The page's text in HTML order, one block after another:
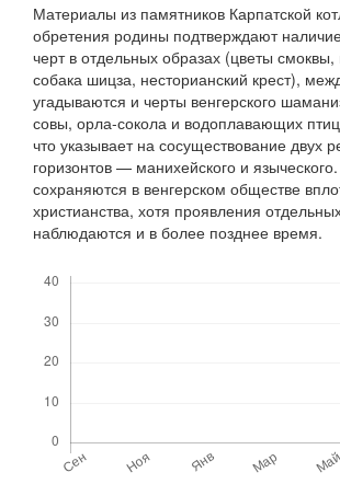
Материалы из памятников Карпатской
обретения родины подтверждают
черт в отдельных образах (цветы
собака шицза, несторианский крест),
угадываются и черты венгерского
совы, орла-сокола и водоплавающих
что указывает на сосуществование двух
горизонтов — манихейского и
сохраняются в венгерском обществе
христианства, хотя проявления
наблюдаются и в более позднее время.